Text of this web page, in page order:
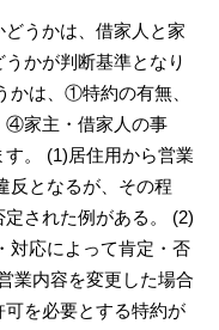
うかは、借家人と家
かが判断基準となり
かは、①特約の有無、
家主・借家人の事
。 (1)居住用から営業
反となるが、その程
された例がある。 (2)
対応によって肯定・否
業内容を変更した場合
を必要とする特約が